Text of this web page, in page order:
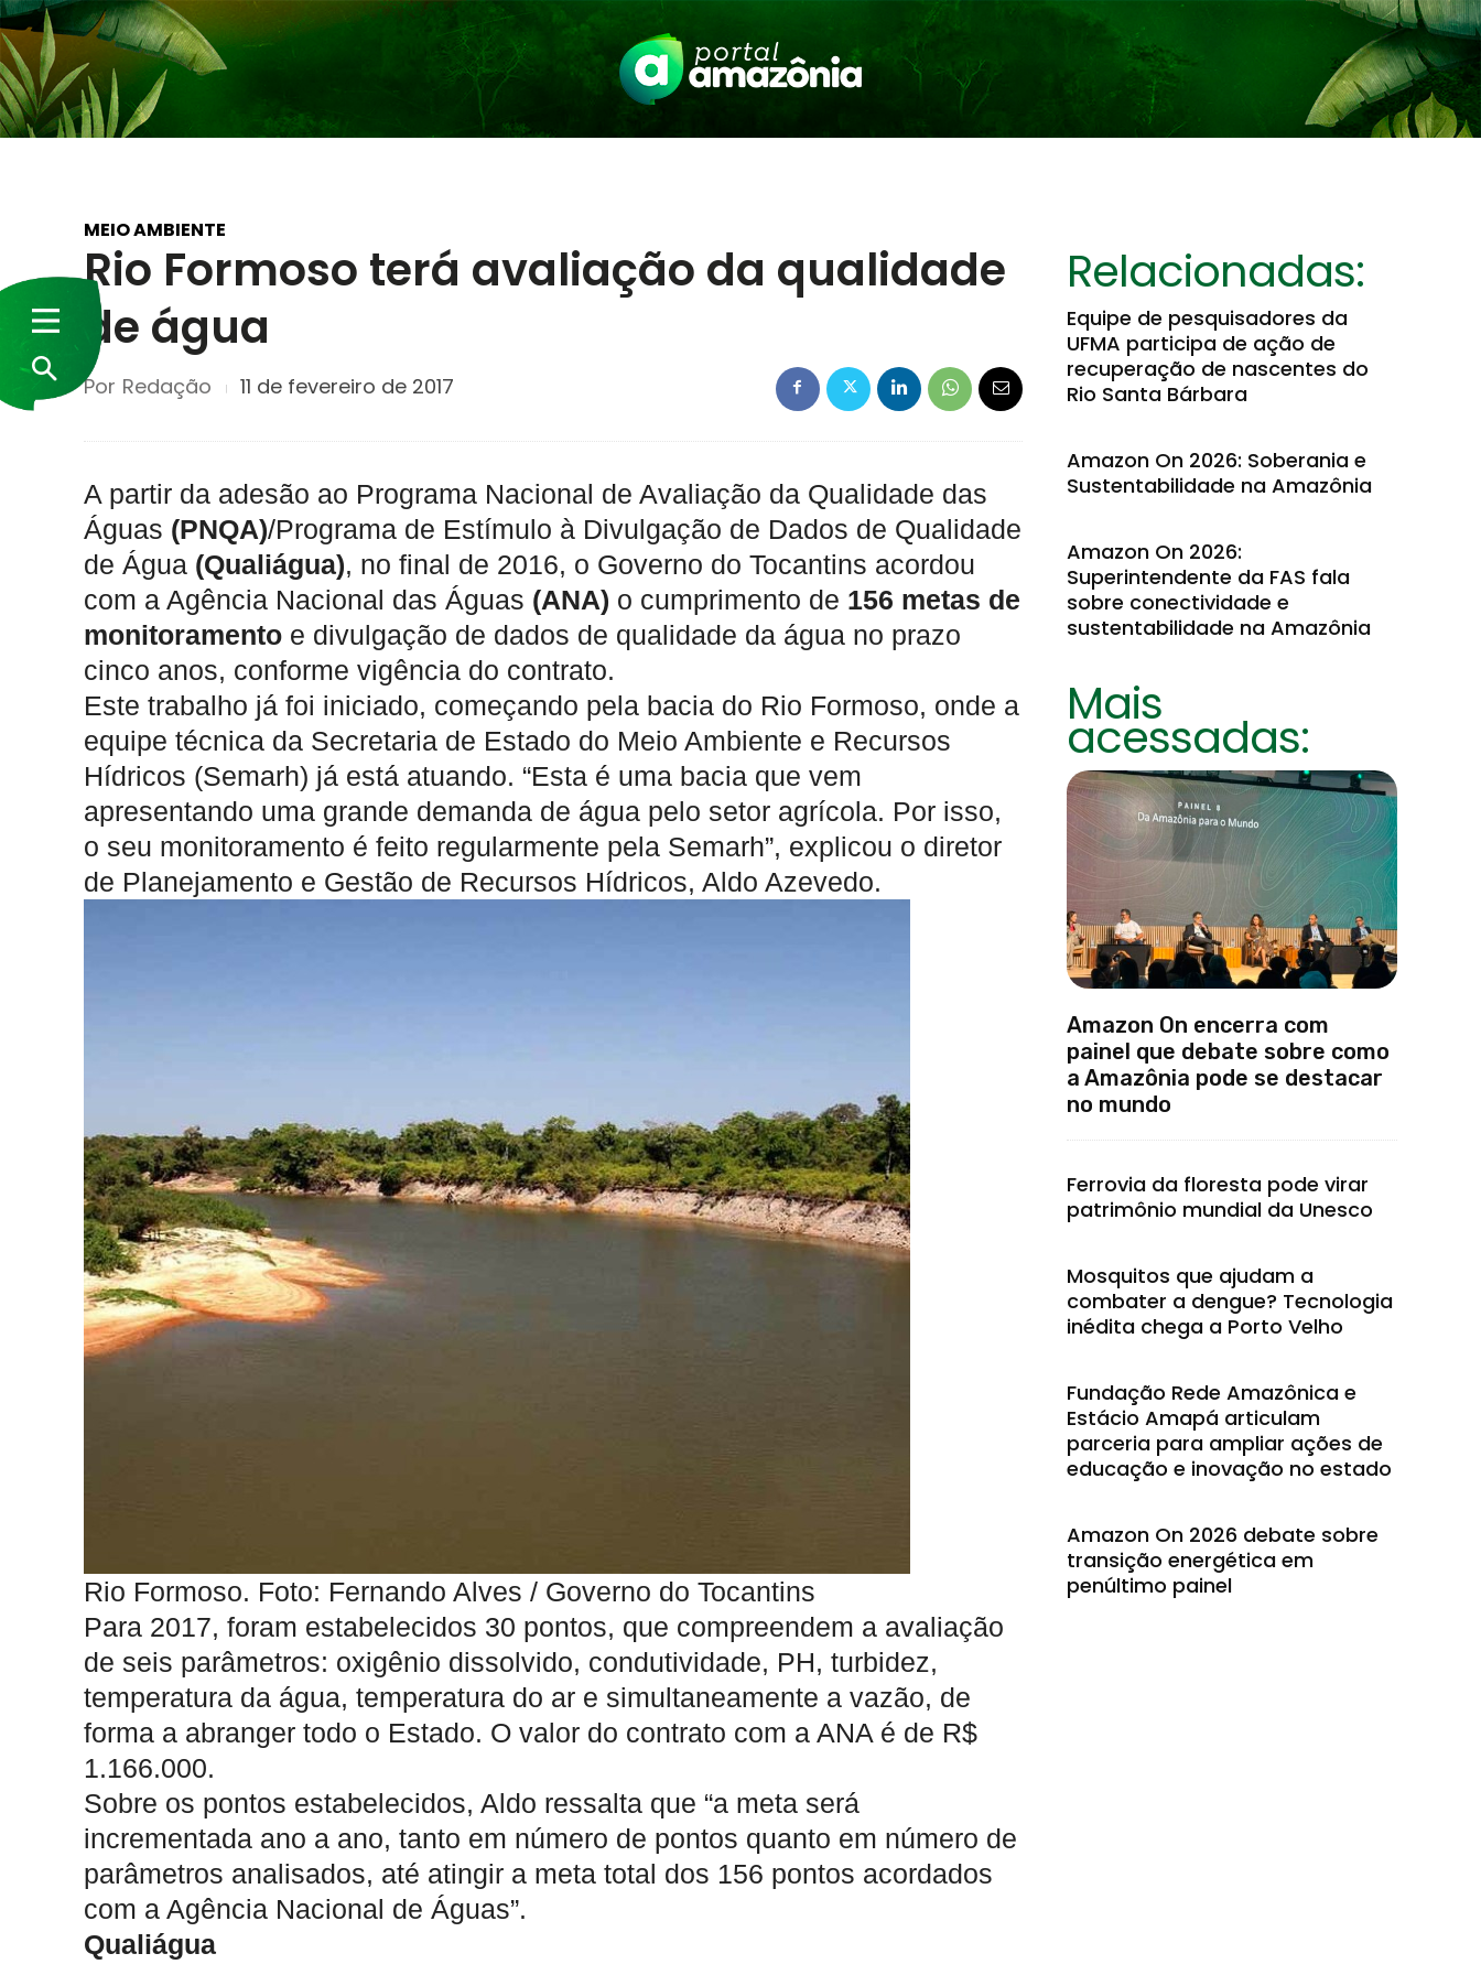
MEIO AMBIENTE
Rio Formoso terá avaliação da qualidade
de água
Por Redação 11 de fevereiro de 2017
A partir da adesão ao Programa Nacional de Avaliação da Qualidade das
Águas (PNQA)/Programa de Estímulo à Divulgação de Dados de Qualidade
de Água (Qualiágua), no final de 2016, o Governo do Tocantins acordou
com a Agência Nacional das Águas (ANA) o cumprimento de 156 metas de
monitoramento e divulgação de dados de qualidade da água no prazo
cinco anos, conforme vigência do contrato.
Este trabalho já foi iniciado, começando pela bacia do Rio Formoso, onde a
equipe técnica da Secretaria de Estado do Meio Ambiente e Recursos
Hídricos (Semarh) já está atuando. “Esta é uma bacia que vem
apresentando uma grande demanda de água pelo setor agrícola. Por isso,
o seu monitoramento é feito regularmente pela Semarh”, explicou o diretor
de Planejamento e Gestão de Recursos Hídricos, Aldo Azevedo.
Rio Formoso. Foto: Fernando Alves / Governo do Tocantins
Para 2017, foram estabelecidos 30 pontos, que compreendem a avaliação
de seis parâmetros: oxigênio dissolvido, condutividade, PH, turbidez,
temperatura da água, temperatura do ar e simultaneamente a vazão, de
forma a abranger todo o Estado. O valor do contrato com a ANA é de R$
1.166.000.
Sobre os pontos estabelecidos, Aldo ressalta que “a meta será
incrementada ano a ano, tanto em número de pontos quanto em número de
parâmetros analisados, até atingir a meta total dos 156 pontos acordados
com a Agência Nacional de Águas”.
Qualiágua
Relacionadas:
Equipe de pesquisadores da
UFMA participa de ação de
recuperação de nascentes do
Rio Santa Bárbara
Amazon On 2026: Soberania e
Sustentabilidade na Amazônia
Amazon On 2026:
Superintendente da FAS fala
sobre conectividade e
sustentabilidade na Amazônia
Mais
acessadas:
Amazon On encerra com
painel que debate sobre como
a Amazônia pode se destacar
no mundo
Ferrovia da floresta pode virar
patrimônio mundial da Unesco
Mosquitos que ajudam a
combater a dengue? Tecnologia
inédita chega a Porto Velho
Fundação Rede Amazônica e
Estácio Amapá articulam
parceria para ampliar ações de
educação e inovação no estado
Amazon On 2026 debate sobre
transição energética em
penúltimo painel